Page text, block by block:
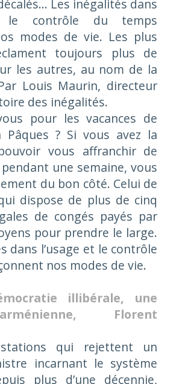
Les inégalités dans
le contrôle du temps
modes de vie. Les plus
toujours plus de
les autres, au nom de la
Louis Maurin, directeur
des inégalités.
pour les vacances de
? Si vous avez la
vous affranchir de
une semaine, vous
du bon côté. Celui de
dispose de plus de cinq
de congés payés par
pour prendre le large.
dans l’usage et le contrôle
nos modes de vie.
illibérale, une
Florent
qui rejettent un
incarnant le système
plus d’une décennie,